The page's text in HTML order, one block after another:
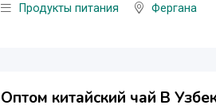
Продукты питания Фергана
Оптом китайский чай В